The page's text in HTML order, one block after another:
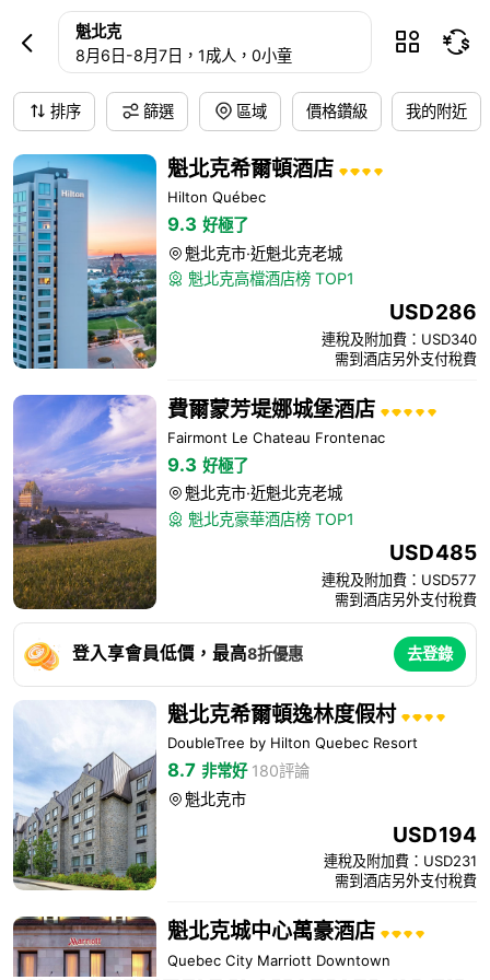
魁北克酒店預訂

魁北克
8月6日 -8月7日 ，1成人，0小童
 
排序 篩選 區域 價格鑽級 我的附近
魁北克希爾頓酒店
Hilton Québec
9.3 好極了
 魁北克市·近魁北克老城
 魁北克高檔酒店榜 TOP1
USD286
連稅及附加費：USD340
需到酒店另外支付稅費
費爾蒙芳堤娜城堡酒店
Fairmont Le Chateau Frontenac
9.3 好極了
 魁北克市·近魁北克老城
 魁北克豪華酒店榜 TOP1
USD485
連稅及附加費：USD577
需到酒店另外支付稅費
登入享會員低價，最高8折優惠 去登錄
魁北克希爾頓逸林度假村
DoubleTree by Hilton Quebec Resort
8.7 非常好 180評論
 魁北克市
USD194
連稅及附加費：USD231
需到酒店另外支付稅費
魁北克城中心萬豪酒店
Quebec City Marriott Downtown